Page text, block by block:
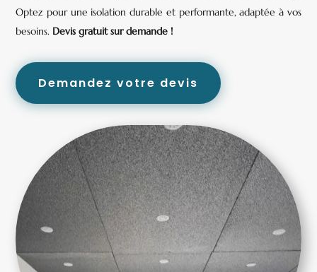
Optez pour une isolation durable et performante, adaptée à vos
besoins. Devis gratuit sur demande !
Demandez votre devis